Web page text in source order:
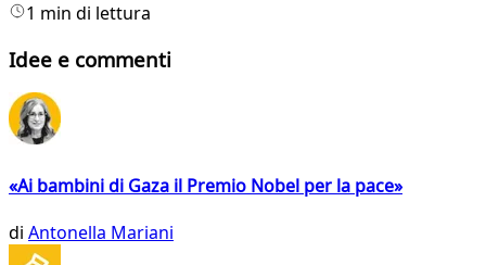
1 min di lettura
Idee e commenti
«Ai bambini di Gaza il Premio Nobel per la pace»
di Antonella Mariani